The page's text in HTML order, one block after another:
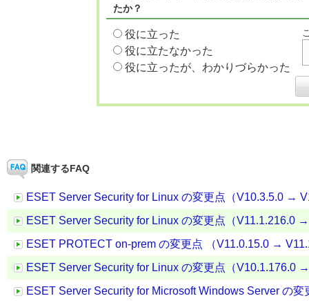
たか？
役に立った
役に立たなかった
役に立ったが、わかりづらかった
関連するFAQ
ESET Server Security for Linux の変更点（V10.3.5.0 →
ESET Server Security for Linux の変更点（V11.1.216.0
ESET PROTECT on-prem の変更点 （V11.0.15.0 →
ESET Server Security for Linux の変更点（V10.1.176.0
ESET Server Security for Microsoft Windows Server の